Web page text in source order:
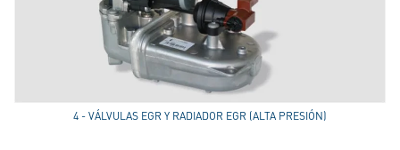
4 - VÁLVULAS EGR Y RADIADOR EGR (ALTA PRESIÓN)